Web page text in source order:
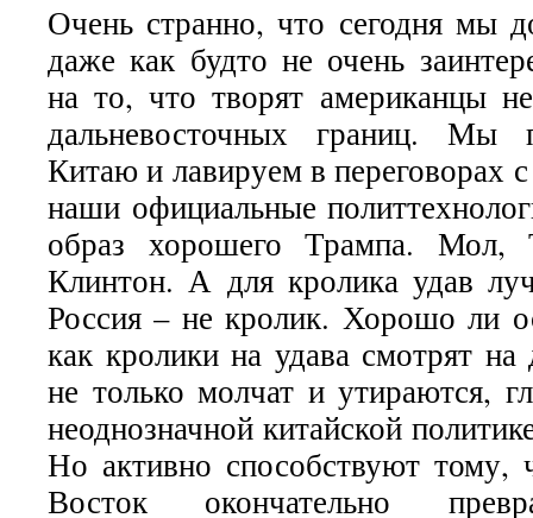
Очень странно, что сегодня мы
даже как будто не очень
на то, что творят американцы
дальневосточных границ. Мы
Китаю и лавируем в
наши официальные
образ хорошего Трампа.
Клинтон. А для кролика удав
Россия – не кролик. Хорошо ли
как кролики на удава смотрят
не только молчат и утираются,
неоднозначной китайской
Но активно способствуют
Восток окончательно